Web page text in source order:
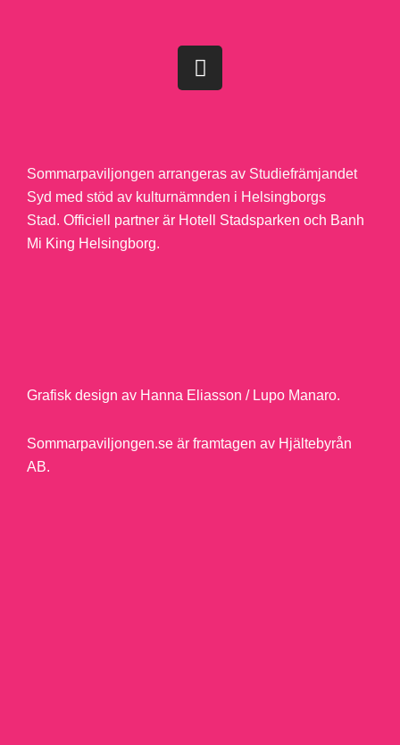
Sommarpaviljongen arrangeras av Studiefrämjandet
Syd med stöd av kulturnämnden i Helsingborgs
Stad. Officiell partner är Hotell Stadsparken och Banh
Mi King Helsingborg.
Grafisk design av Hanna Eliasson / Lupo Manaro.
Sommarpaviljongen.se är framtagen av Hjältebyrån
AB.